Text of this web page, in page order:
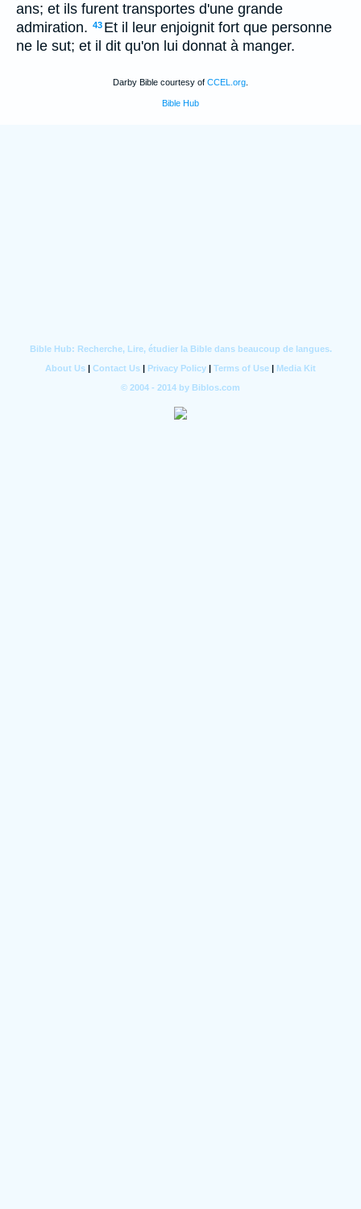
ans; et ils furent transportes d'une grande
admiration. 43 Et il leur enjoignit fort que personne
ne le sut; et il dit qu'on lui donnat à manger.
Darby Bible courtesy of CCEL.org
Bible Hub